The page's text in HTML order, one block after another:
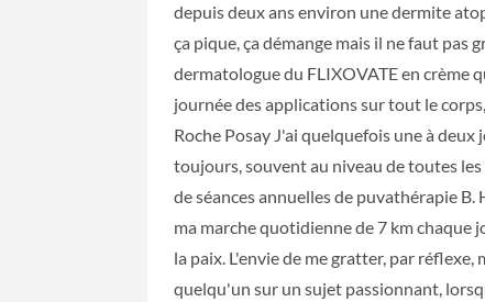
depuis deux ans environ une dermite
ça pique, ça démange mais il ne faut pas
dermatologue du FLIXOVATE en crème
journée des applications sur tout le
Roche Posay J'ai quelquefois une à
toujours, souvent au niveau de toutes
de séances annuelles de puvathérapie
ma marche quotidienne de 7 km
la paix. L'envie de me gratter, par
quelqu'un sur un sujet passionnant,